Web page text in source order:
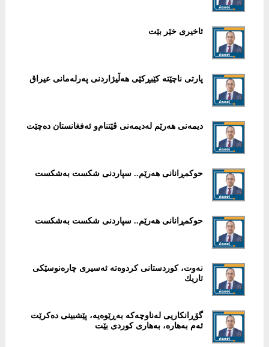
ئاخیری خێر بێت
پارتی ناچێتە كێبڕكێی هەڵیژاردنی پەرلەمانی عیراق
دیمەنی هەرێم لەدیمەنی ڤێتنام‌و ئەفغانستان دەچێت
حوكمڕانانی هەرێم.. سپاردنی شكست بەشكست
حوكمڕانانی هەرێم.. سپاردنی شكست بەشكست
نەوت، كوردستانی كردوه‌تە ئەسیری چارەنوسێكی
تاریك
گۆڕانكاریی لەناوچەكە بەڕێوەیە، پێشبینی دەكرێت
ئەم بەهارە، بەهاری كوردی بێت